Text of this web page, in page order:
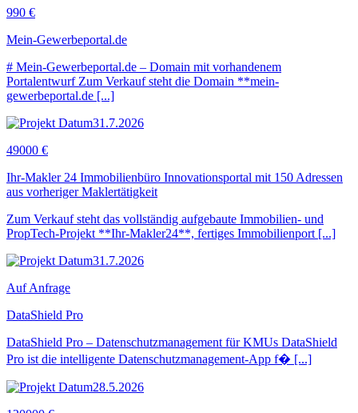
990 €
Mein-Gewerbeportal.de
# Mein-Gewerbeportal.de – Domain mit vorhandenem
Portalentwurf Zum Verkauf steht die Domain **mein-
gewerbeportal.de [...]
31.7.2026
49000 €
Ihr-Makler 24 Immobilienbüro Innovationsportal mit 150 Adressen
aus vorheriger Maklertätigkeit
Zum Verkauf steht das vollständig aufgebaute Immobilien- und
PropTech-Projekt **Ihr-Makler24**, fertiges Immobilienport [...]
31.7.2026
Auf Anfrage
DataShield Pro
DataShield Pro – Datenschutzmanagement für KMUs DataShield
Pro ist die intelligente Datenschutzmanagement-App f� [...]
28.5.2026